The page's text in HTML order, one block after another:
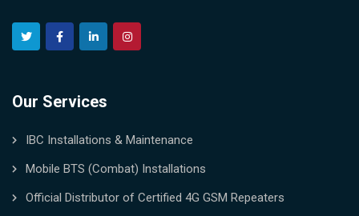
Our Services
IBC Installations & Maintenance
Mobile BTS (Combat) Installations
Official Distributor of Certified 4G GSM Repeaters